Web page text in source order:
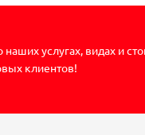
услугах, видах и
клиентов!